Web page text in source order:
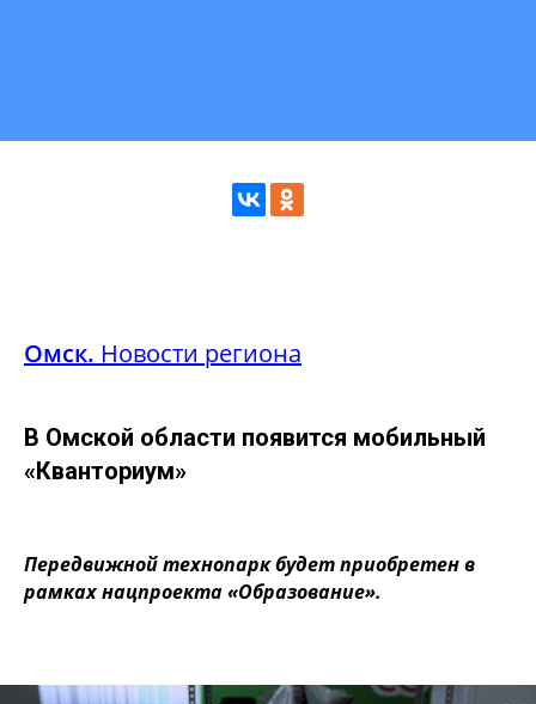
Омск. Новости региона
В Омской области появится мобильный
«Кванториум»
Передвижной технопарк будет приобретен в
рамках нацпроекта «Образование».